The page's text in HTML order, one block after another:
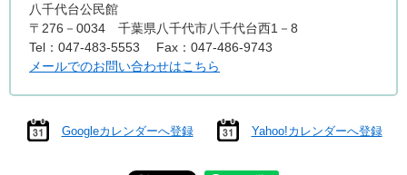
八千代台公民館
〒276－0034 千葉県八千代市八千代台西1－8
Tel：047-483-5553
Fax：047-486-9743
メールでのお問い合わせはこちら
Googleカレンダーへ登録 Yahoo!カレンダーへ登録